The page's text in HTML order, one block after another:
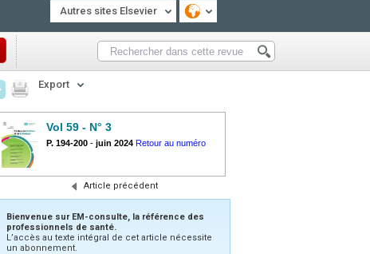
Autres sites Elsevier
Export
Vol 59 - N° 3
P. 194-200 - juin 2024 Retour au numéro
Article précédent
Bienvenue sur EM-consulte, la référence des
professionnels de santé.
L’accès au texte intégral de cet article nécessite
un abonnement.